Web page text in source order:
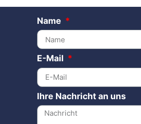
Name
E-Mail
Ihre Nachricht an uns